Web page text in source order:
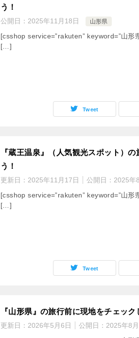
う！
公開日： 2025年11月18日 山形県
[csshop service=”rakuten” keyword=”山形
[…]
Tweet
『蔵王温泉』（人気観光スポット）
う！
更新日： 2025年11月17日 公開日： 2025年
[csshop service=”rakuten” keyword=”山形
[…]
Tweet
『山形県』の旅行前に現地をチェック
更新日： 2026年5月6日 公開日： 2025年8